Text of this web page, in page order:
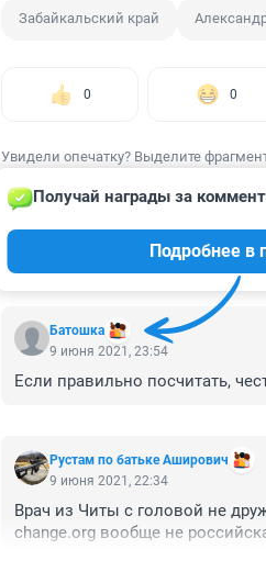
Забайкальский край
0 0
Увидели опечатку? Выделите
КОММЕНТАРИИ 79
Батошка
Получай награды за
Подробнее в
9 июня 2021, 23:54
Если правильно посчитать,
Рустам по батьке Аширович
9 июня 2021, 22:34
Врач из Читы с головой не
change.org вообще не